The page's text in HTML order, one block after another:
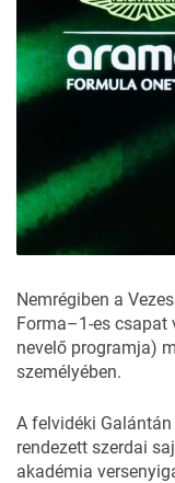
Nemrégiben a
Forma–1-es csapat
nevelő programja)
személyében.
A felvidéki
rendezett szerdai
akadémia